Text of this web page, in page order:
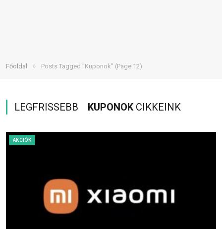
Főoldal » Posts Tagged "Kuponok" (Page 12)
LEGFRISSEBB KUPONOKCIKKEINK
AKCIÓK